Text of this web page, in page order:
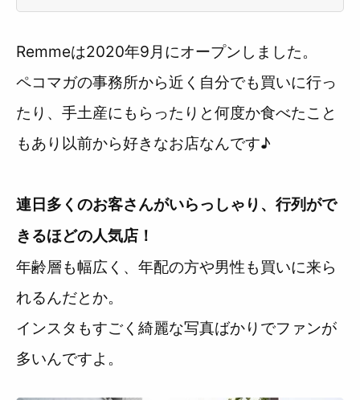
Remmeは2020年9月にオープンしました。
ペコマガの事務所から近く自分でも買いに行っ
たり、手土産にもらったりと何度か食べたこと
もあり以前から好きなお店なんです♪
連日多くのお客さんがいらっしゃり、行列がで
きるほどの人気店！
年齢層も幅広く、年配の方や男性も買いに来ら
れるんだとか。
インスタもすごく綺麗な写真ばかりでファンが
多いんですよ。